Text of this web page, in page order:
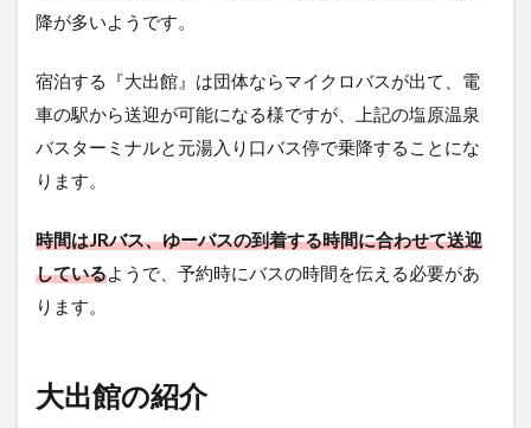
4.2
いて
4.2.1
源泉
湯)
4.2.2
No3)
降が多いようです。
宿泊する『大出館』は団体ならマイクロバスが出て、電
車の駅から送迎が可能になる様ですが、上記の塩原温泉
バスターミナルと元湯入り口バス停で乗降することにな
ります。
時間はJRバス、ゆーバスの到着する時間に合わせて送迎
しているようで、予約時にバスの時間を伝える必要があ
ります。
大出館の紹介